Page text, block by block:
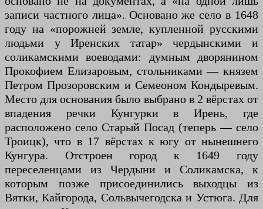
записи частного лица». Основано же село в 1648
году на «порожней земле, купленной русскими
людьми у Иренских татар» чердынскими и
соликамскими воеводами: думным дворянином
Прокофием Елизаровым, стольниками — князем
Петром Прозоровским и Семеоном Кондыревым.
Место для основания было выбрано в 2 вёрстах от
впадения речки Кунгурки в Ирень, где
расположено село Старый Посад (теперь — село
Троицк), что в 17 вёрстах к югу от нынешнего
Кунгура. Отстроен город к 1649 году
переселенцами из Чердыни и Соликамска, к
которым позже присоединились выходцы из
Вятки, Кайгорода, Сольвычегодска и Устюга. Для